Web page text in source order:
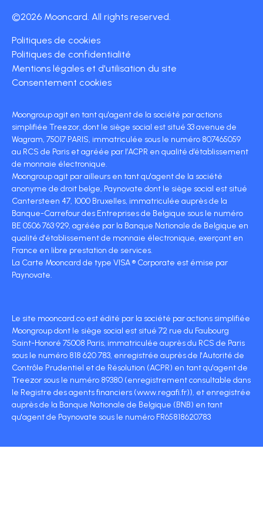
©2026 Mooncard. All rights reserved.
Politiques de cookies
Politiques de confidentialité
Mentions légales et d'utilisation du site
Consentement cookies
Moongroup agit en tant qu'agent de la société par actions
simplifiée Treezor, dont le siège social est situé 33 avenue de
Wagram, 75017 PARIS, immatriculée sous le numéro 807465059
au RCS de Paris et agréée par l’ACPR en qualité d’établissement
de monnaie électronique.
Moongroup agit par ailleurs en tant qu'agent de la société
anonyme de droit belge, Paynovate dont le siège social est situé
Cantersteen 47, 1000 Bruxelles, immatriculée auprès de la
Banque-Carrefour des Entreprises de Belgique sous le numéro
BE 0506 763 929, agréée par la Banque Nationale de Belgique en
qualité d'établissement de monnaie électronique, exerçant en
France en libre prestation de services.
La Carte Mooncard de type VISA ® Corporate est émise par
Paynovate.
Le site mooncard.co est édité par la société par actions simplifiée
Moongroup dont le siège social est situé 72 rue du Faubourg
Saint-Honoré 75008 Paris, immatriculée auprès du RCS de Paris
sous le numéro 818 620 783, enregistrée auprès de l'Autorité de
Contrôle Prudentiel et de Résolution (ACPR) en tant qu'agent de
Treezor sous le numéro 89380 (enregistrement consultable dans
le Registre des agents financiers (www.regafi.fr)), et enregistrée
auprès de la Banque Nationale de Belgique (BNB) en tant
qu'agent de Paynovate sous le numéro FR65818620783